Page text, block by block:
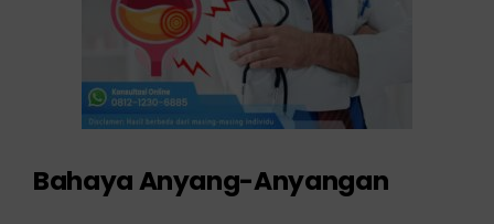
Bahaya Anyang-Anyangan